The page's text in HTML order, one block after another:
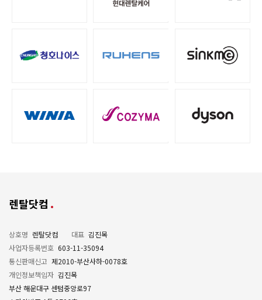
렌탈닷컴
상호명 렌탈닷컴 대표 김진목
사업자등록번호 603-11-35094
통신판매신고 제2010-부산사하-0078호
개인정보책임자 김진목
부산 해운대구 센텀중앙로97